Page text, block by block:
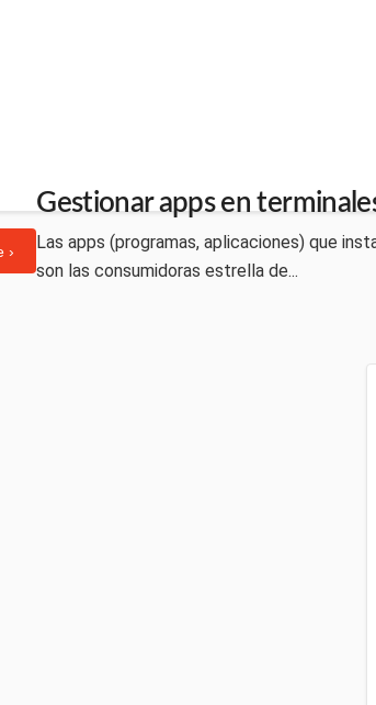
Gestionar apps en
Las apps (programas, aplicaciones) que
son las consumidoras estrella de...
›